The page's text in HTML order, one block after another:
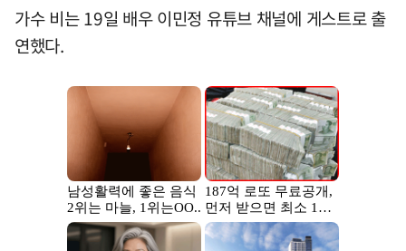
가수 비는 19일 배우 이민정 유튜브 채널에 게스트로 출
연했다.